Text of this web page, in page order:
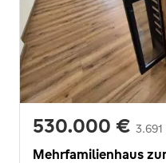
530.000 €
Mehrfamilienhaus